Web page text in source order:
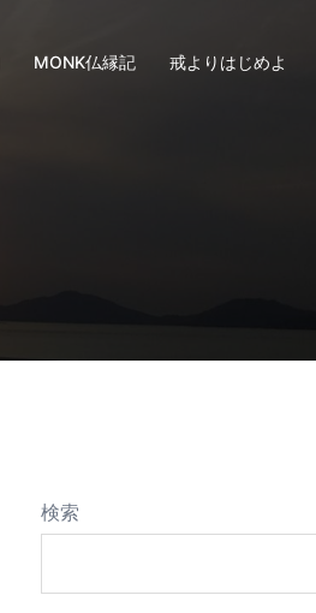
MONK仏縁記 戒よりはじめよ
検索